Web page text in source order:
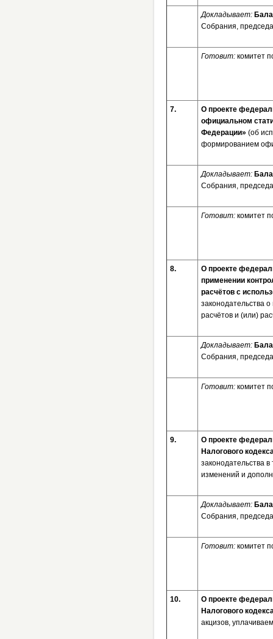
Докладывает:
Собрания,
Готовит: комитет
7.
О проекте
официальном
Федерации» (об
формированием
Докладывает:
Собрания,
Готовит: комитет
8.
О проекте
применении
расчётов с
законодательства
расчётов и (или)
Докладывает:
Собрания,
Готовит: комитет
9.
О проекте
Налогового
законодательства
изменений и
Докладывает:
Собрания,
Готовит: комитет
10.
О проекте
Налогового
акцизов,